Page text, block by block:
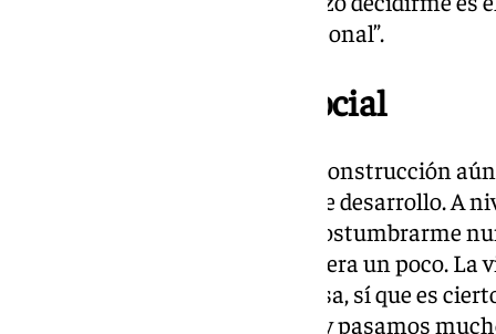
detrás a nivel profesional y personal”.
Contexto político y social
Irak: “Es un país que está en reconstrucción
social y deportivo está en vías de desarrollo. A
tranquila. A lo que uno no se acostumbrarme
desplazamiento incluso desespera un poco.
basamos mucho en estar en casa, sí que es
equipo siempre vamos al hotel y pasamos